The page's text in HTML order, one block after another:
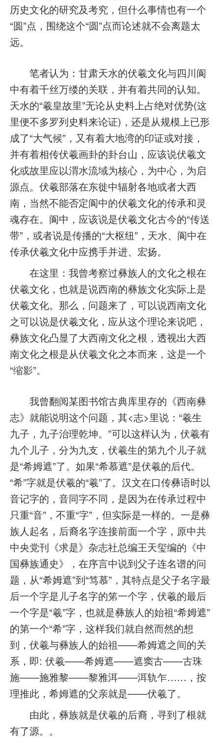
历史文化的研究及考究，但什么事情也有一个
“圆”点，围绕这个“圆”点而论述就不会离题太
远。
笔者认为：甘肃天水的伏羲文化与四川阆
中有着千丝万缕的关联，并有着共同的认知。
天水的“羲皇故里”无论从史料上占绝对优势(这
里便不多罗列史料来论证)，还是从规模上已形
成了“大气候”，又有着大地湾的印证或对接，
并有着相传伏羲画卦的卦台山，应该说伏羲文
化或故里应以渭水流域为核心，为中心，为启
源点。伏羲部落在东徙中辐射各地或者大西
南，当然不能否定阆中的伏羲文化的传承和灵
魂存在。阆中，应该说是伏羲文化古今的“传送
带”，或者说是传播的“大枢纽”，天水、阆中在
传承伏羲文化中应携手并进、宏扬。
在这里：我曾考察过彝族人的文化之根在
伏羲文化，也就是说西南的彝族文化实际上是
伏羲文化。那么，问题来了，可以说西南文化
之可以说是伏羲文化，应从这个理论来说吧，
彝族文化凸显了大西南文化之根，透视出大西
南文化之根是从伏羲文化之本而来，这是一个
“缩影”。
我曾翻阅某图书馆古典库里存的《西南彝
志》就能说明这个问题，其<志>里说：“羲生
九子，九子治理乾坤。”可以这样认为，伏羲有
九个儿子，分为九支，伏羲生的第九个儿子就
是“希姆遮”了。如果“希慕遮”是伏羲的后代。
“希”字就是伏羲的“羲”了。汉文在口传彝语时以
音记字的，音同字不同，是因为在传承过程中
只重“音”，不重“字”，但实际是一样的。一是彝
族人起名，后裔名字连接前面一个字，原中共
中央党刊《求是》杂志社总编王天玺编的《中
国彝族通史》，在序言中说到父子连名谱的问
题，从“希姆遮”到“笃慕”，其特点是父子名字最
后一个字是儿子名字的笫一个字，伏羲的最后
一个字是“羲”字，也就是彝族人的始祖“希姆遮”
的第一个“希”字，这样我们就自然而然的想
到，伏羲与彝族人的始祖——希姆遮之间的关
系，即: 伏羲——希姆遮——遮窦古——古珠
施——施雅黎——黎雅洱——洱轨乍……，按
理推此，希姆遮的父亲就是——伏羲了。
由此，彝族就是伏羲的后裔，寻到了根就
有了源。。